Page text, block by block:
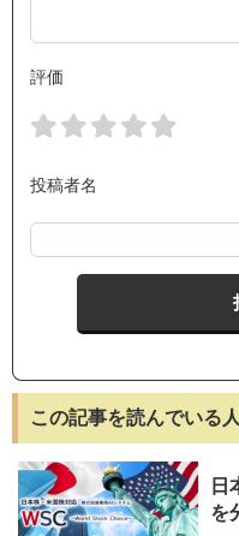
評価
投稿者名
この記事を読んでいる
日
を